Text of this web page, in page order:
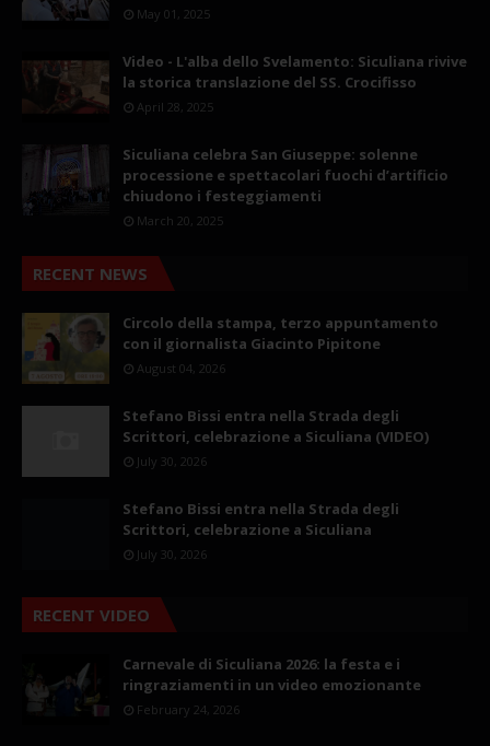
May 01, 2025
Video - L'alba dello Svelamento: Siculiana rivive
la storica translazione del SS. Crocifisso
April 28, 2025
Siculiana celebra San Giuseppe: solenne
processione e spettacolari fuochi d’artificio
chiudono i festeggiamenti
March 20, 2025
RECENT NEWS
Circolo della stampa, terzo appuntamento
con il giornalista Giacinto Pipitone
August 04, 2026
Stefano Bissi entra nella Strada degli
Scrittori, celebrazione a Siculiana (VIDEO)
July 30, 2026
Stefano Bissi entra nella Strada degli
Scrittori, celebrazione a Siculiana
July 30, 2026
RECENT VIDEO
Carnevale di Siculiana 2026: la festa e i
ringraziamenti in un video emozionante
February 24, 2026